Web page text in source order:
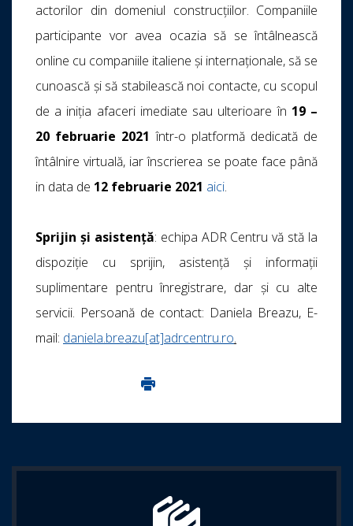
actorilor din domeniul construcțiilor. Companiile
participante vor avea ocazia să se întâlnească
online cu companiile italiene și internaționale, să se
cunoască și să stabilească noi contacte, cu scopul
de a iniția afaceri imediate sau ulterioare în 19 –
20 februarie 2021 într-o platformă dedicată de
întâlnire virtuală, iar înscrierea se poate face până
in data de 12 februarie 2021 aici.
Sprijin și asistență: echipa ADR Centru vă stă la
dispoziție cu sprijin, asistenţă și informaţii
suplimentare pentru înregistrare, dar și cu alte
servicii. Persoană de contact: Daniela Breazu, E-
mail: daniela.breazu[at]adrcentru.ro.
Imprima aceasta pagina